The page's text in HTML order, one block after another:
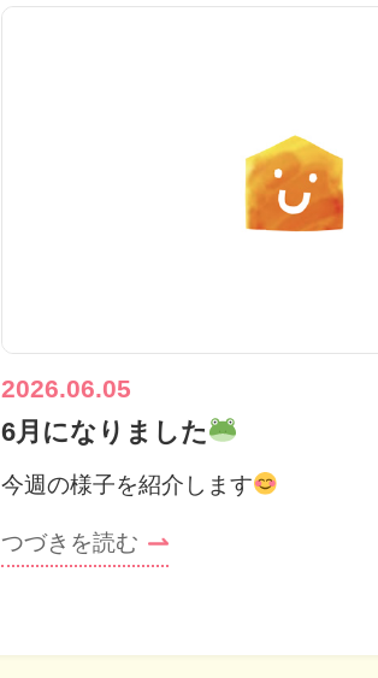
2026.06.05
6月になりました
今週の様子を紹介します
つづきを読む